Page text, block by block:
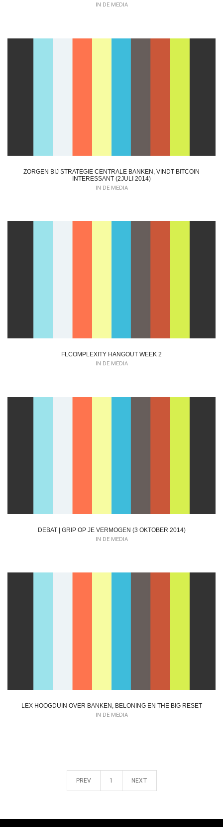
IN DE MEDIA
ZORGEN BIJ STRATEGIE CENTRALE BANKEN, VINDT BITCOIN
INTERESSANT (2JULI 2014)
IN DE MEDIA
FLCOMPLEXITY HANGOUT WEEK 2
IN DE MEDIA
DEBAT | GRIP OP JE VERMOGEN (3 OKTOBER 2014)
IN DE MEDIA
LEX HOOGDUIN OVER BANKEN, BELONING EN THE BIG RESET
IN DE MEDIA
PREV 1 NEXT